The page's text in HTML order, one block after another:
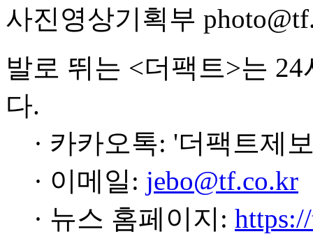
사진영상기획부
발로 뛰는 <더팩트>는
다.
· 카카오톡: '더팩트제
· 이메일: jebo@tf.co.kr
· 뉴스 홈페이지: